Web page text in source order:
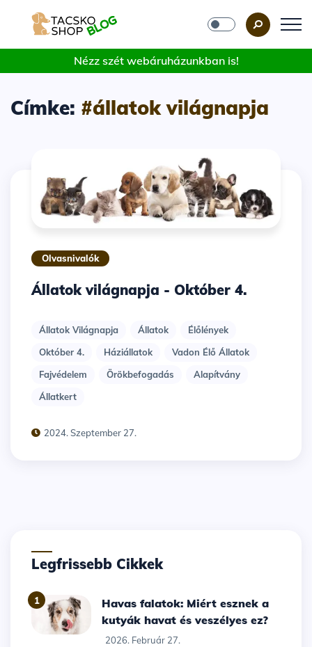
Nézz szét webáruházunkban is!
Címke: #állatok világnapja
Olvasnivalók
Állatok világnapja - Október 4.
Állatok Világnapja Állatok
Élőlények
Október 4.
Háziállatok
Vadon Élő Állatok
Fajvédelem
Örökbefogadás
Alapítvány
Állatkert
2024. Szeptember 27.
Legfrissebb Cikkek
1
Havas falatok: Miért esznek a
kutyák havat és veszélyes ez?
2026. Február 27.